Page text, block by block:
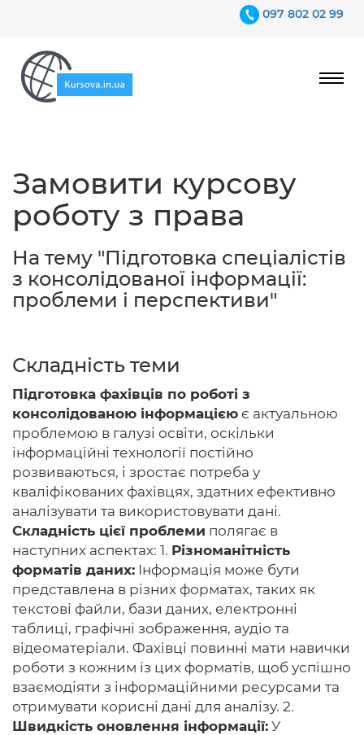
097 802 02 99
Замовити курсову
роботу з права
На тему "Підготовка спеціалістів
з консолідованої інформації:
проблеми і перспективи"
Складність теми
Підготовка фахівців по роботі з
консолідованою інформацією є актуальною
проблемою в галузі освіти, оскільки
інформаційні технології постійно
розвиваються, і зростає потреба у
кваліфікованих фахівцях, здатних ефективно
аналізувати та використовувати дані.
Складність цієї проблеми полягає в
наступних аспектах: 1. Різноманітність
форматів даних: Інформація може бути
представлена ​​в різних форматах, таких як
текстові файли, бази даних, електронні
таблиці, графічні зображення, аудіо та
відеоматеріали. Фахівці повинні мати навички
роботи з кожним із цих форматів, щоб успішно
взаємодіяти з інформаційними ресурсами та
отримувати корисні дані для аналізу. 2.
Швидкість оновлення інформації: У
Гарантії
Відгуки
Контакти
097 802 02 99
Головна
Авторам
Умови
Вхiд